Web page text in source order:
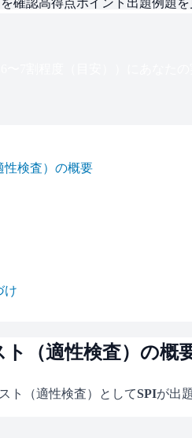
性検査）の概要
け
ト（適性検査）の概
ト（適性検査）としてSPIが出